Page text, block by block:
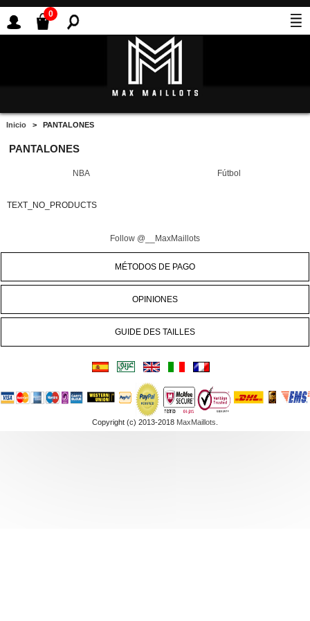
0
Inicio > PANTALONES
PANTALONES
NBA Fútbol
TEXT_NO_PRODUCTS
Follow @__MaxMaillots
MÉTODOS DE PAGO
OPINIONES
GUIDE DES TAILLES
Copyright (c) 2013-2018 MaxMaillots